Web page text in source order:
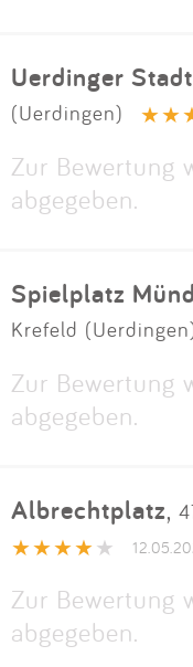
Uerdinger
(Uerdingen)
Zur Bewertung
abgegeben.
Spielplatz
Krefeld
Zur Bewertung
abgegeben.
Albrechtplatz,
Zur Bewertung
abgegeben.